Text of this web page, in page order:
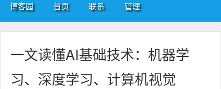
博客园 首页 联系 管理
一文读懂AI基础技术：机器学
习、深度学习、计算机视觉